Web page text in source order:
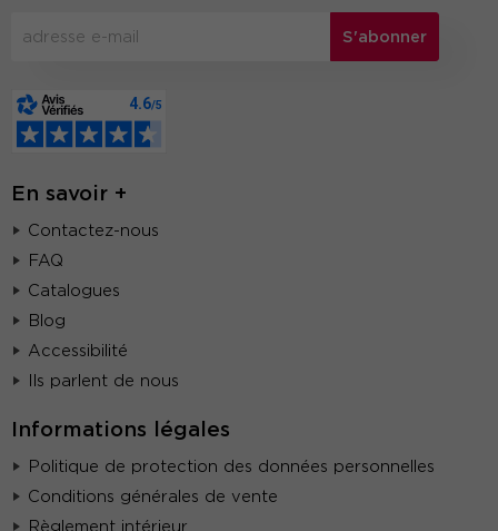
S'abonner
En savoir +
Contactez-nous
FAQ
Catalogues
Blog
Accessibilité
Ils parlent de nous
Informations légales
Politique de protection des données personnelles
Conditions générales de vente
Règlement intérieur